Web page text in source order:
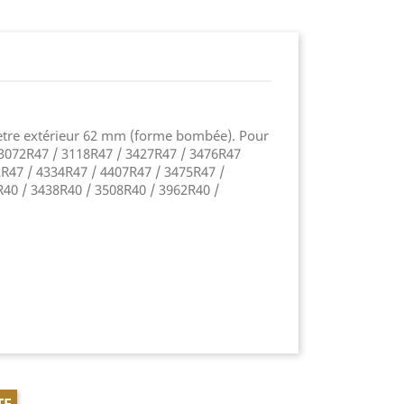
extérieur 62 mm (forme bombée). Pour
/ 3118R47 / 3427R47 / 3476R47
/ 4334R47 / 4407R47 / 3475R47 /
/ 3438R40 / 3508R40 / 3962R40 /